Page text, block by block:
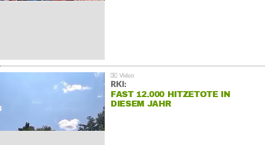
RKI:
FAST 12.000 HITZETOTE IN
DIESEM JAHR